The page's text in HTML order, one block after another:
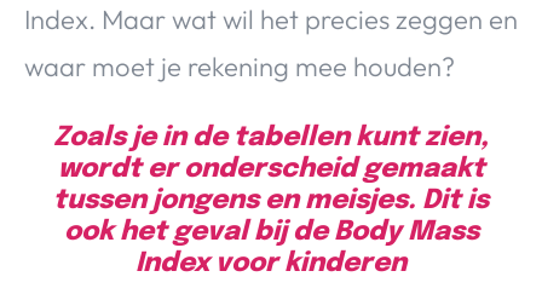
Index. Maar wat wil het precies zeggen en
waar moet je rekening mee houden?
Zoals je in de tabellen kunt zien,
wordt er onderscheid gemaakt
tussen jongens en meisjes. Dit is
ook het geval bij de Body Mass
Index voor kinderen